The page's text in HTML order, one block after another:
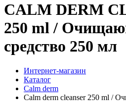
CALM DERM
250 ml /
средство 250 мл
Интернет-магазин
Каталог
Calm derm
Calm derm cleanser 250 ml /